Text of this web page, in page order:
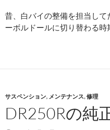
昔、白バイの整備を担当し
ーボルドールに切り替わる
サスペンション, メンテナンス,修理
DR250Rの純